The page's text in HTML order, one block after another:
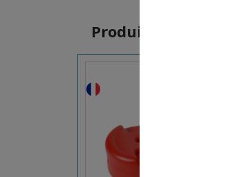
Produits similaires